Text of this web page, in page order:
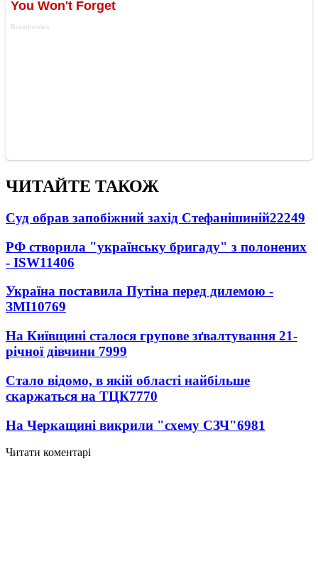
ЧИТАЙТЕ ТАКОЖ
Суд обрав запобіжний захід Стефанішиній22249
РФ створила "українську бригаду" з полонених
- ISW11406
Україна поставила Путіна перед дилемою -
ЗМІ10769
На Київщині сталося групове зґвалтування 21-
річної дівчини 7999
Стало відомо, в якій області найбільше
скаржаться на ТЦК7770
На Черкащині викрили "схему СЗЧ"6981
Читати коментарі